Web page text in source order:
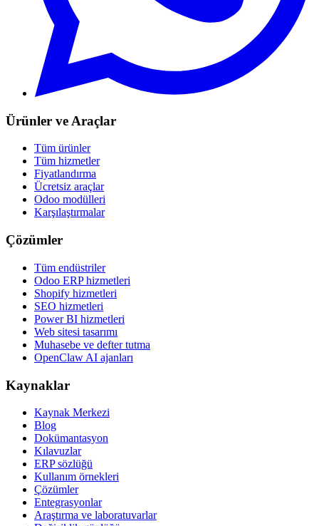
Ürünler ve Araçlar
Tüm ürünler
Tüm hizmetler
Fiyatlandırma
Ücretsiz araçlar
Odoo modülleri
Karşılaştırmalar
Çözümler
Tüm endüstriler
Odoo ERP hizmetleri
Shopify hizmetleri
SEO hizmetleri
Power BI hizmetleri
Web sitesi tasarımı
Muhasebe ve defter tutma
OpenClaw AI ajanları
Kaynaklar
Kaynak Merkezi
Blog
Dokümantasyon
Kılavuzlar
ERP sözlüğü
Kullanım örnekleri
Çözümler
Entegrasyonlar
Araştırma ve laboratuvarlar